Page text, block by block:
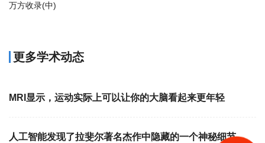
万方收录(中)
更多学术动态
MRI显示，运动实际上可以让你的大脑看起来更年轻
人工智能发现了拉斐尔著名杰作中隐藏的一个神秘细节